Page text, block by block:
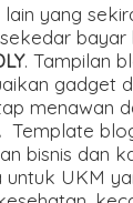
yang
bayar
. Tampilan
gadget
menawan
Template
bisnis dan
untuk UKM